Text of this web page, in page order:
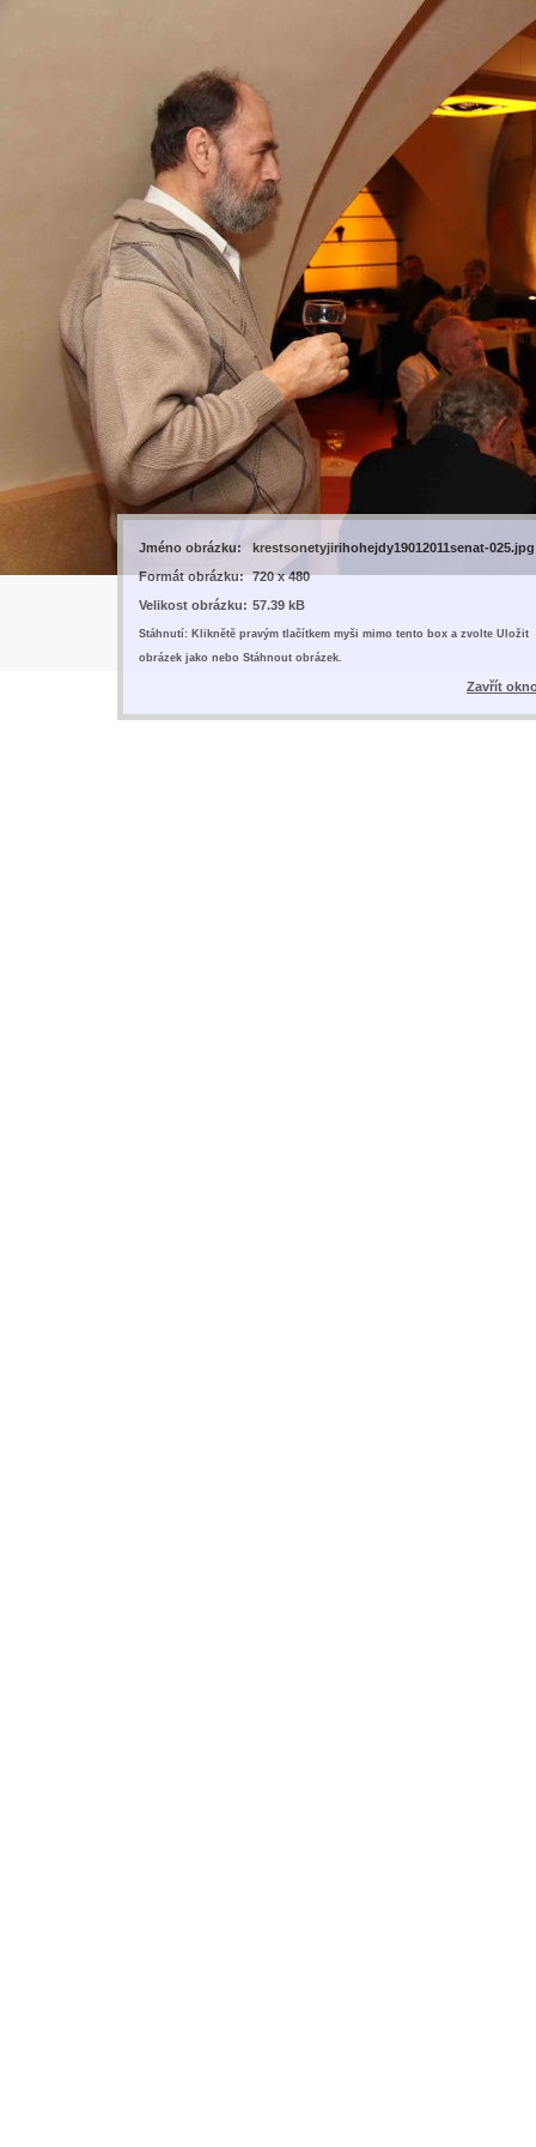
Jméno obrázku:
krestsonetyjirihohejdy19012011senat-025.jpg
Formát obrázku: 720 x 480
Velikost obrázku: 57.39 kB
Stáhnutí: Kliknětě pravým tlačítkem myši mimo tento box a zvolte Uložit
obrázek jako nebo Stáhnout obrázek.
Zavřít